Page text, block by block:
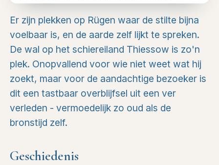
Er zijn plekken op Rügen waar de stilte bijna
voelbaar is, en de aarde zelf lijkt te spreken.
De wal op het schiereiland Thiessow is zo'n
plek. Onopvallend voor wie niet weet wat hij
zoekt, maar voor de aandachtige bezoeker is
dit een tastbaar overblijfsel uit een ver
verleden - vermoedelijk zo oud als de
bronstijd zelf.
Geschiedenis